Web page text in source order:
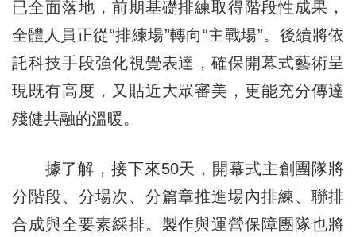
已全面落地，前期基礎排練取得階段性成果，
全體人員正從“排練場”轉向“主戰場”。後續將依
託科技手段強化視覺表達，確保開幕式藝術呈
現既有高度，又貼近大眾審美，更能充分傳達
殘健共融的溫暖。
據了解，接下來50天，開幕式主創團隊將
分階段、分場次、分篇章推進場內排練、聯排
合成與全要素綵排。製作與運營保障團隊也將